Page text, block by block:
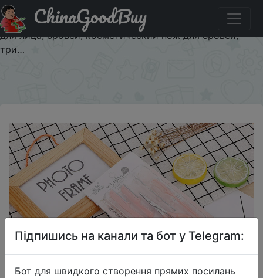
Придбати 5 шт./компл., портативный набор для
удаления волос, триммер для бровей, Женская бритва
для лица, бровей, косметический нож для бровей,
три…
ChinaGoodBuy
Підпишись на канали та бот у Telegram:
Бот для швидкого створення прямих посилань